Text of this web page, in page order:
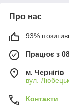
Про нас
93%
Працює з
м. Чернігів
вул.
Контакти